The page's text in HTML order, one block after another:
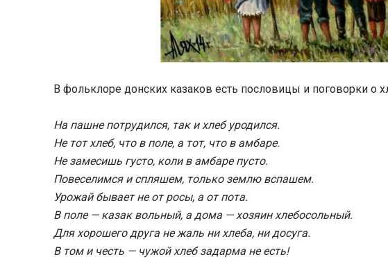
В фольклоре донских казаков есть пословицы и поговорки о
На пашне потрудился, так и хлеб уродился.
Не тот хлеб, что в поле, а тот, что в амбаре.
Не замесишь густо, коли в амбаре пусто.
Повеселимся и спляшем, только землю вспашем.
Урожай бывает не от росы, а от пота.
В поле — казак вольный, а дома — хозяин хлебосольный.
Для хорошего друга не жаль ни хлеба, ни досуга.
В том и честь — чужой хлеб задарма не есть!